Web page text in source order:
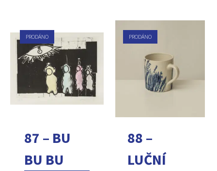
PRODÁNO
87 – BU
BU BU
PRODÁNO
88 –
LUČNÍ